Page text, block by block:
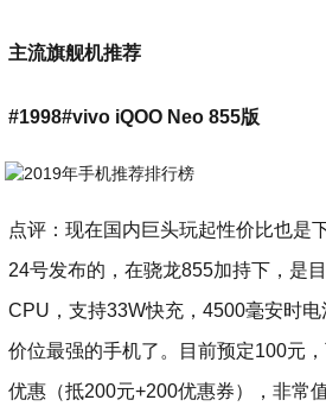
主流旗舰机推荐
#1998#vivo iQOO Neo 855版
点评：现在国内巨头玩起性价比也是
24号发布的，在骁龙855加持下，是
CPU，支持33W快充，4500毫安时
价位最强的手机了。目前预定100元
优惠（抵200元+200优惠券），非常